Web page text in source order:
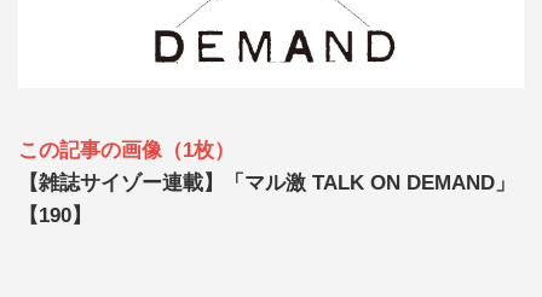
この記事の画像（1枚）
【雑誌サイゾー連載】「マル激 TALK ON DEMAND」
【190】